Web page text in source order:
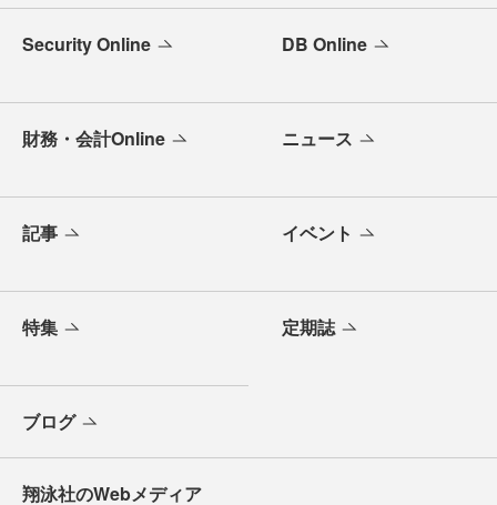
Security Online DB Online
財務・会計Online ニュース
記事 イベント
特集 定期誌
ブログ
翔泳社のWebメディア